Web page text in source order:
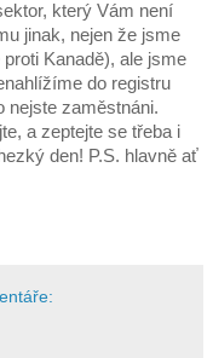
který Vám není
jinak, nejen že jsme
Kanadě), ale jsme
do registru
nejste zaměstnáni.
a zeptejte se třeba i
den! P.S. hlavně ať